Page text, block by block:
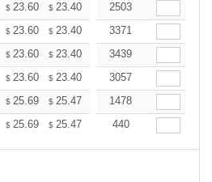
$ 23.60 $ 23.40 22.99
2503
$ 23.60 $ 23.40 22.99
3371
$ 23.60 $ 23.40 22.99
3439
$ 23.60 $ 23.40 22.99
3057
$ 25.69 $ 25.47 25.03
1478
$ 25.69 $ 25.47 25.03
440